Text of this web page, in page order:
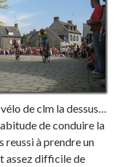
de clm la dessus…
de conduire la
reussi à prendre un
assez difficile de